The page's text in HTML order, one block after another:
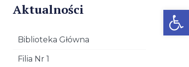
Aktualności
Biblioteka Główna
Filia Nr 1